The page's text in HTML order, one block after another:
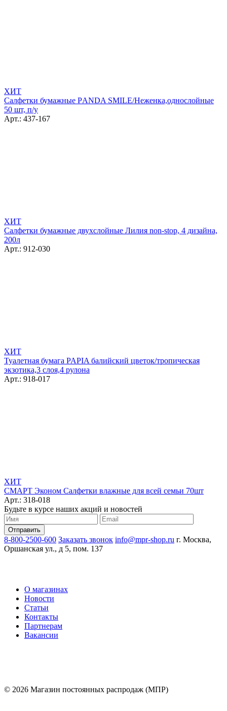
ХИТ
Салфетки бумажные РANDA SMILE/Неженка,однослойные
50 шт, п/у
Арт.: 437-167
ХИТ
Салфетки бумажные двухслойные Лилия non-stop, 4 дизайна,
200л
Арт.: 912-030
ХИТ
Туалетная бумага PAPIA балийский цветок/тропическая
экзотика,3 слоя,4 рулона
Арт.: 918-017
ХИТ
СМАРТ Эконом Салфетки влажные для всей семьи 70шт
Арт.: 318-018
Будьте в курсе наших акций и новостей
8-800-2500-600 Заказать звонок info@mpr-shop.ru г. Москва,
Оршанская ул., д 5, пом. 137
О магазинах
Новости
Статьи
Контакты
Партнерам
Вакансии
© 2026 Магазин постоянных распродаж (МПР)